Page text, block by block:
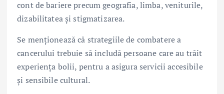
cont de bariere precum geografia, limba, veniturile,
dizabilitatea și stigmatizarea.
Se menționează că strategiile de combatere a
cancerului trebuie să includă persoane care au trăit
experiența bolii, pentru a asigura servicii accesibile
și sensibile cultural.